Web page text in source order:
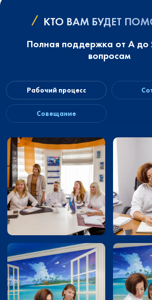
КТО ВАМ БУДЕТ
Полная поддержка от А до
вопросам
Рабочий процесс
Совещание